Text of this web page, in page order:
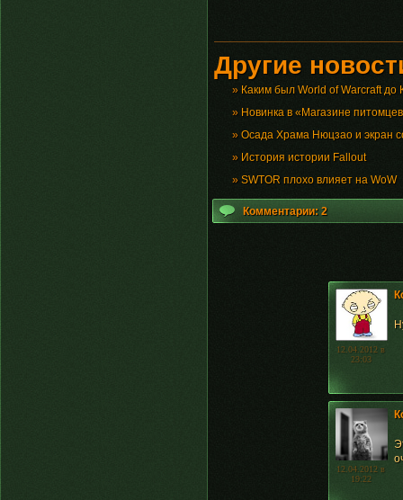
Другие
» Каким был World of Warcraft до
» Новинка в «Магазине
» Осада Храма Нюцзао и экран
» История истории Fallout
» SWTOR плохо влияет на WoW
Комментарии: 2
12.04.2012 в
23:03
12.04.2012 в
19:22